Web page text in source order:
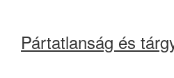
Pártatlanság és